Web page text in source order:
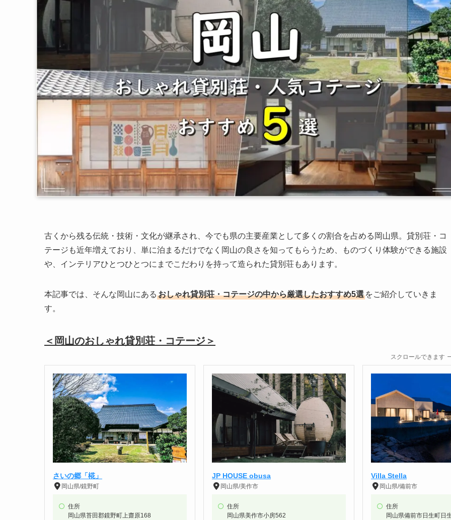
古くから残る伝統・技術・文化が継承され、今でも県の主要産業として多くの割合を占める岡山県。貸別荘・コ
テージも近年増えており、単に泊まるだけでなく岡山の良さを知ってもらうため、ものづくり体験ができる施設
や、インテリアひとつひとつにまでこだわりを持って造られた貸別荘もあります。
本記事では、そんな岡山にある おしゃれ貸別荘・コテージの中から厳選したおすすめ5選 をご紹介していきま
す。
＜岡山のおしゃれ貸別荘・コテージ＞
スクロールできます
さいの郷「椛」
岡山県/鏡野町
住所
岡山県苔田郡鏡野町上齋原168
JP HOUSE obusa
岡山県/美作市
住所
岡山県美作市小房562
Villa Stella
岡山県/備前市
住所
岡山県備前市日生町日